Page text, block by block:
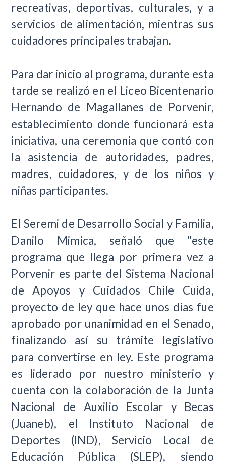
recreativas, deportivas, culturales, y a
servicios de alimentación, mientras sus
cuidadores principales trabajan.
Para dar inicio al programa, durante esta
tarde se realizó en el Liceo Bicentenario
Hernando de Magallanes de Porvenir,
establecimiento donde funcionará esta
iniciativa, una ceremonia que contó con
la asistencia de autoridades, padres,
madres, cuidadores, y de los niños y
niñas participantes.
El Seremi de Desarrollo Social y Familia,
Danilo Mimica, señaló que "este
programa que llega por primera vez a
Porvenir es parte del Sistema Nacional
de Apoyos y Cuidados Chile Cuida,
proyecto de ley que hace unos días fue
aprobado por unanimidad en el Senado,
finalizando así su trámite legislativo
para convertirse en ley. Este programa
es liderado por nuestro ministerio y
cuenta con la colaboración de la Junta
Nacional de Auxilio Escolar y Becas
(Juaneb), el Instituto Nacional de
Deportes (IND), Servicio Local de
Educación Pública (SLEP), siendo